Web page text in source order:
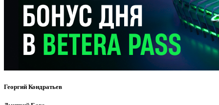
Георгий Кондратьев